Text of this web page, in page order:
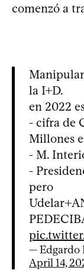
comenzó a
la I+D.
en 2022
- cifra de
Millones
- M.
-
pero
— Edgardo
April 14,